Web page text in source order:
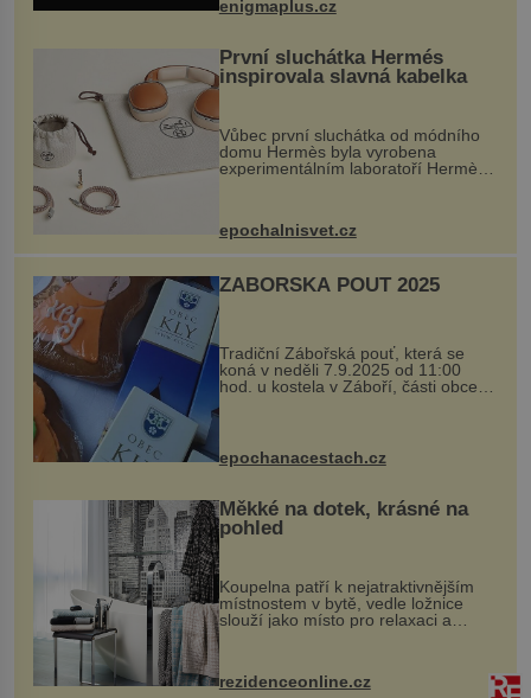
...
enigmaplus.cz
První sluchátka Hermés
inspirovala slavná kabelka
Vůbec první sluchátka od módního
domu Hermès byla vyrobena
experimentálním laboratoří Hermès
kovový...
epochalnisvet.cz
ZÁBOŘSKÁ POUŤ 2025
Tradiční Zábořská pouť, která se
koná v neděli 7.9.2025 od 11:00
hod. u kostela v Záboří, části obce
Kly u Mělníka. V programu naleznete
komentovanou prohlídku kostela,
epochanacestach.cz
Měkké na dotek, krásné na
pohled
Koupelna patří k nejatraktivnějším
místnostem v bytě, vedle ložnice
slouží jako místo pro relaxaci a
odpočinek. Koupelnový textil –
ručníky, osušky a koberečky –
mohou jako mávnutím kouzelného
proutku...
rezidenceonline.cz